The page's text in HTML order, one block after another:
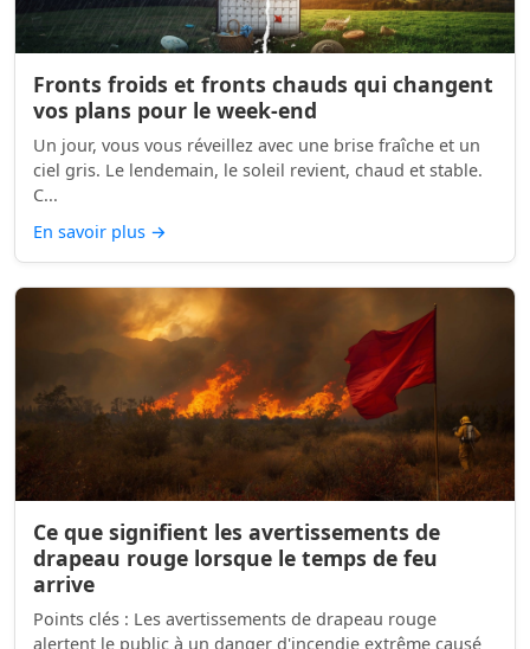
Fronts froids et fronts chauds qui changent
vos plans pour le week-end
Un jour, vous vous réveillez avec une brise fraîche et un
ciel gris. Le lendemain, le soleil revient, chaud et stable.
C...
En savoir plus →
Ce que signifient les avertissements de
drapeau rouge lorsque le temps de feu
arrive
Points clés : Les avertissements de drapeau rouge
alertent le public à un danger d'incendie extrême causé